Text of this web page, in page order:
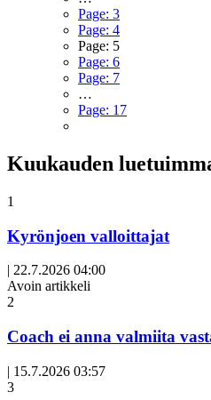
Page: 3
Page: 4
Page: 5
Page: 6
Page: 7
…
Page: 17
Kuukauden
1
Kyrönjoen valloittajat
| 22.7.2026 04:00
Avoin artikkeli
2
Coach ei anna valmiita
| 15.7.2026 03:57
3